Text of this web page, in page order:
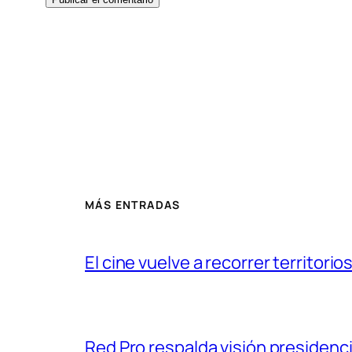
MÁS ENTRADAS
El cine vuelve a recorrer
Red Pro respalda visión